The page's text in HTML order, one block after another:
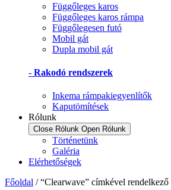
Függőleges karos
Függőleges karos rámpa
Függőlegesen futó
Mobil gát
Dupla mobil gát
- Rakodó rendszerek
Inkema rámpakiegyenlítők
Kaputömítések
Rólunk
Close Rólunk Open Rólunk
Történetünk
Galéria
Elérhetőségek
Főoldal / “Clearwave” címkével rendelkező